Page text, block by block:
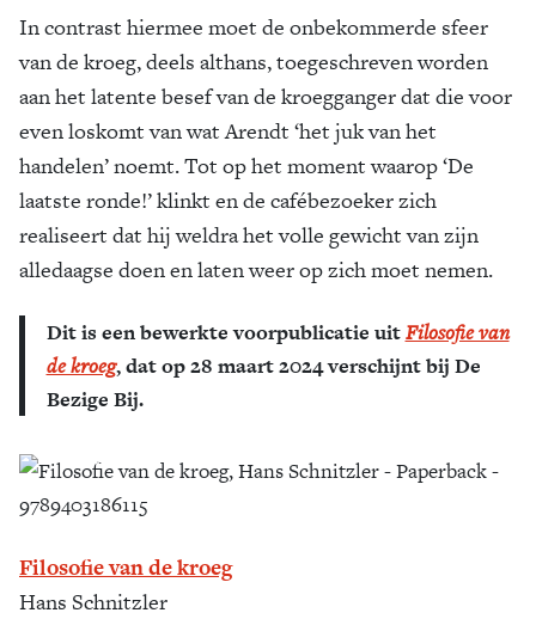
In contrast hiermee moet de onbekommerde sfeer
van de kroeg, deels althans, toegeschreven worden
aan het latente besef van de kroegganger dat die voor
even loskomt van wat Arendt ‘het juk van het
handelen’ noemt. Tot op het moment waarop ‘De
laatste ronde!’ klinkt en de cafébezoeker zich
realiseert dat hij weldra het volle gewicht van zijn
alledaagse doen en laten weer op zich moet nemen.
Dit is een bewerkte voorpublicatie uitFilosofie van
de kroeg, dat op 28 maart 2024 verschijnt bij De
Bezige Bij.
Filosofie van de kroeg
Hans Schnitzler